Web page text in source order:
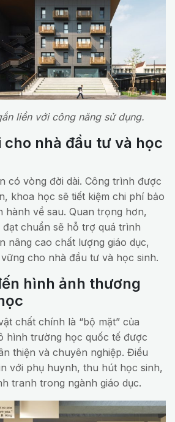
liền với công năng sử dụng.
cho nhà đầu tư và học
có vòng đời dài. Công trình được
khoa học sẽ tiết kiệm chi phí bảo
hành về sau. Quan trọng hơn,
chuẩn sẽ hỗ trợ quá trình
nâng cao chất lượng giáo dục,
cho nhà đầu tư và học sinh.
hình ảnh thương
chất chính là “bộ mặt” của
hình trường học quốc tế được
thiện và chuyên nghiệp. Điều
với phụ huynh, thu hút học sinh,
tranh trong ngành giáo dục.